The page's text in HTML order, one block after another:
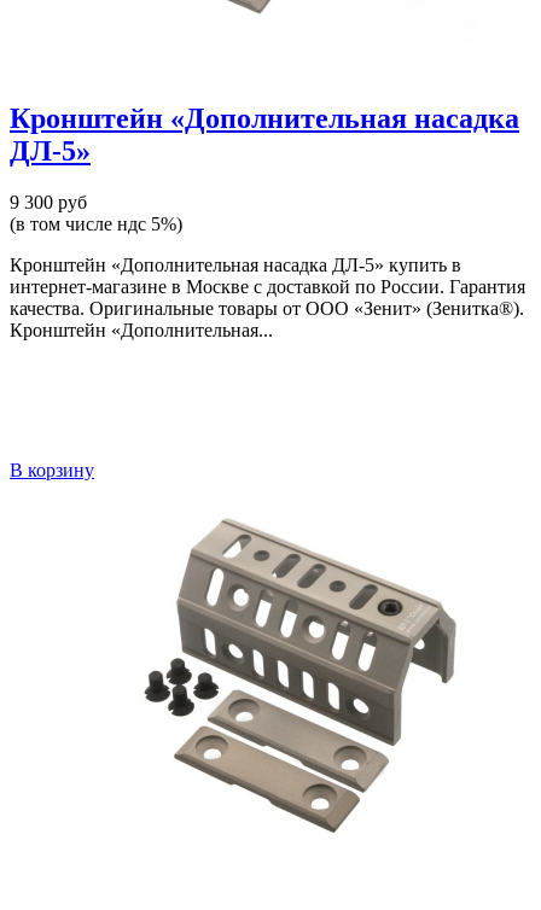
Кронштейн «Дополнительная насадка
ДЛ-5»
9 300 руб
(в том числе ндс 5%)
Кронштейн «Дополнительная насадка ДЛ-5» купить в
интернет-магазине в Москве с доставкой по России. Гарантия
качества. Оригинальные товары от ООО «Зенит» (Зенитка®).
Кронштейн «Дополнительная...
В корзину